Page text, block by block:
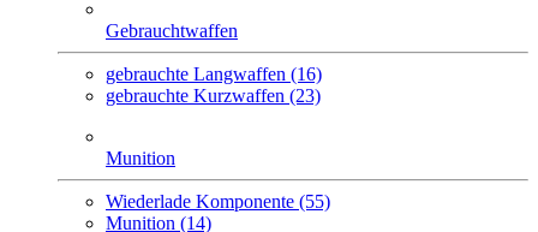
Gebrauchtwaffen
gebrauchte Langwaffen (16)
gebrauchte Kurzwaffen (23)
Munition
Wiederlade Komponente (55)
Munition (14)